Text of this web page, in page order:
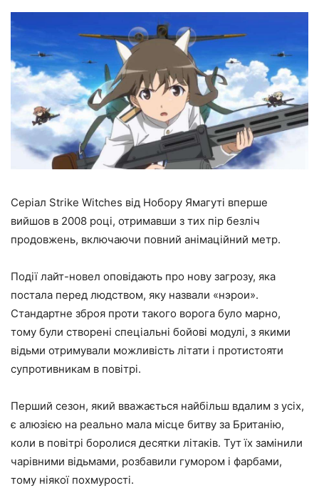
Серіал Strike Witches від Нобору Ямагуті вперше
вийшов в 2008 році, отримавши з тих пір безліч
продовжень, включаючи повний анімаційний метр.
Події лайт-новел оповідають про нову загрозу, яка
постала перед людством, яку назвали «нэрои».
Стандартне зброя проти такого ворога було марно,
тому були створені спеціальні бойові модулі, з якими
відьми отримували можливість літати і протистояти
супротивникам в повітрі.
Перший сезон, який вважається найбільш вдалим з усіх,
є алюзією на реально мала місце битву за Британію,
коли в повітрі боролися десятки літаків. Тут їх замінили
чарівними відьмами, розбавили гумором і фарбами,
тому ніякої похмурості.